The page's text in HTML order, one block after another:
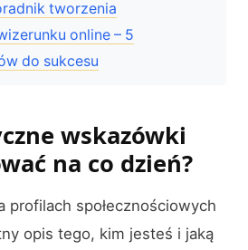
tworzenia
online – 5
do sukcesu
wskazówki
na co dzień?
profilach społecznościowych
opis tego, kim jesteś i jaką